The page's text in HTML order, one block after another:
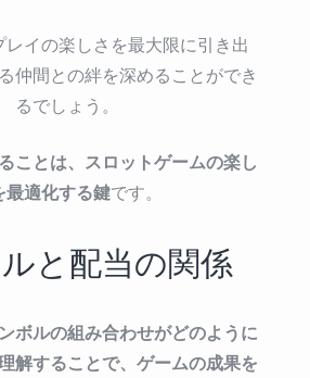
レイの楽しさを最大限に引き出
仲間との絆を深めることができ
るでしょう。
ことは、スロットゲームの楽し
最適化する鍵です。
と配当の関係
ボルの組み合わせがどのように
解することで、ゲームの成果を